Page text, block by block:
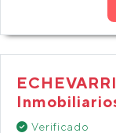
Verificado